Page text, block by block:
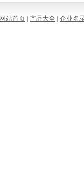
网站首页 | 产品大全 | 企业名